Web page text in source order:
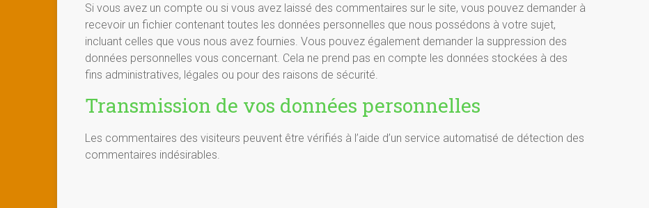
Si vous avez un compte ou si vous avez laissé des commentaires sur le site, vous pouvez demander à
recevoir un fichier contenant toutes les données personnelles que nous possédons à votre sujet,
incluant celles que vous nous avez fournies. Vous pouvez également demander la suppression des
données personnelles vous concernant. Cela ne prend pas en compte les données stockées à des
fins administratives, légales ou pour des raisons de sécurité.
Transmission de vos données personnelles
Les commentaires des visiteurs peuvent être vérifiés à l’aide d’un service automatisé de détection des
commentaires indésirables.